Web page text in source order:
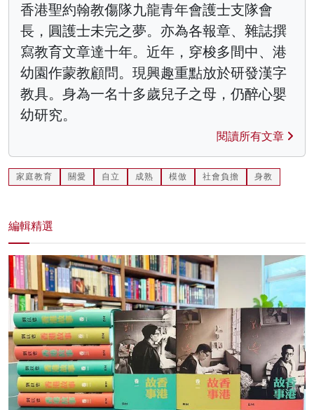
香港聖約翰教傷隊九龍青年會護士支隊會
長，圓護士未完之夢。亦為各報章、雜誌撰
寫教育文章達十年。近年，穿梭多間中、港
幼園作蒙教顧問。現興趣重點放於研發漢字
教具。身為一名十多歲兒子之母，仍醉心嬰
幼研究。
閱讀所有文章
家庭教育 關愛 自立 成熟 模倣 社會負擔 身教
編輯精選